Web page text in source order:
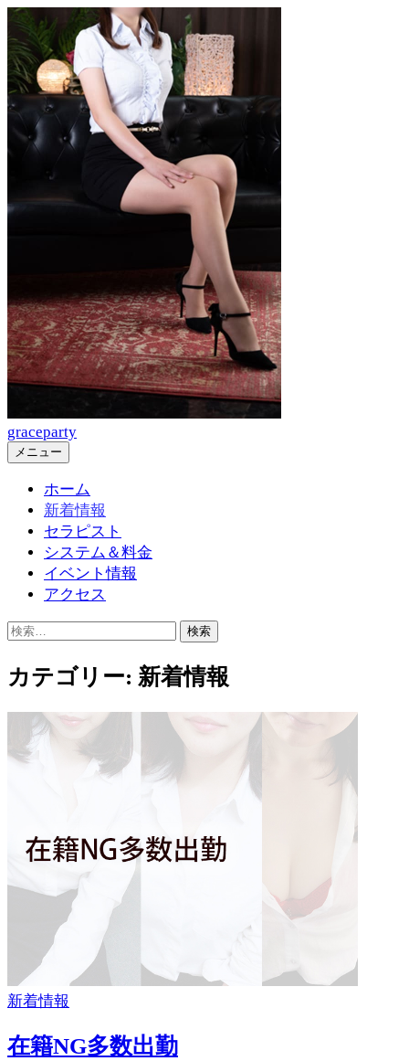
コ
ン
テ
ン
ツ
へ
ス
プ
graceparty
メニュー
ホーム
新着情報
セラピスト
システム＆料金
イベント情報
アクセス
検
カテゴリー: 新着情報
新着情報
在籍NG多数出勤